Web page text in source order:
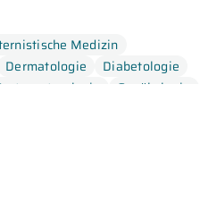
, präsentiert Frau Sandra
erläutert zunächst die
stellt die spannende
führt zur Entlastung?
„Produktivitätsparadoxon“
Im letzten
für
und spricht
Medizin
Dermatologie
Diabetologie
Gynäkologie